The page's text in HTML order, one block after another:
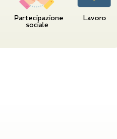
Partecipazione
sociale
Lavoro